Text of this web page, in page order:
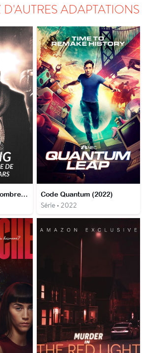
ADAPTATIONS
Hillsong : l'envers sombre de l'église des stars Code Quantum (2022)
Série • 2022